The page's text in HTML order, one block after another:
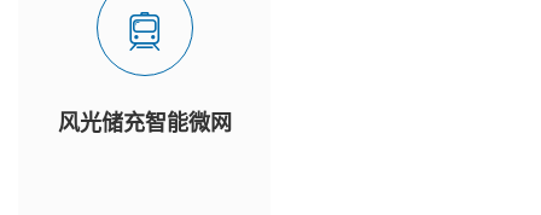
风光储充智能微网